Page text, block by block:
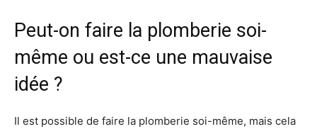
Peut-on faire la plomberie soi-
même ou est-ce une mauvaise
idée ?
Il est possible de faire la plomberie soi-même, mais cela